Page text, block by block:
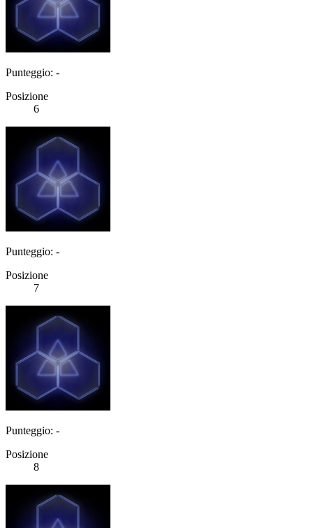
Punteggio: -
Posizione
6
Punteggio: -
Posizione
7
Punteggio: -
Posizione
8